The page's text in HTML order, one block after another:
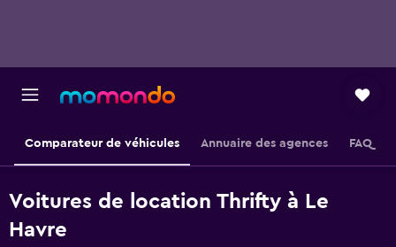
Comparateur de véhicules Annuaire des agences FAQ
Voitures de location Thrifty à Le
Havre